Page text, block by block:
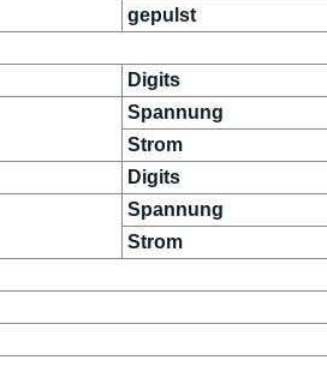
gepulst
Digits
Spannung
Strom
Digits
Spannung
Strom